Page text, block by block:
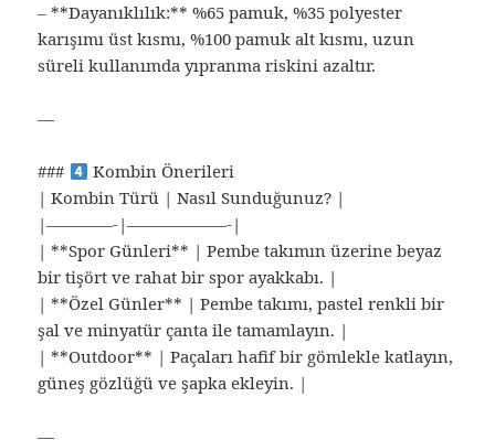
– **Dayanıklılık:** %65 pamuk, %35 polyester
karışımı üst kısmı, %100 pamuk alt kısmı, uzun
süreli kullanımda yıpranma riskini azaltır.
—
###
Kombin Önerileri
| Kombin Türü | Nasıl Sunduğunuz? |
|————-|——————-|
| **Spor Günleri** | Pembe takımın üzerine beyaz
bir tişört ve rahat bir spor ayakkabı. |
| **Özel Günler** | Pembe takımı, pastel renkli bir
şal ve minyatür çanta ile tamamlayın. |
| **Outdoor** | Paçaları hafif bir gömlekle katlayın,
güneş gözlüğü ve şapka ekleyin. |